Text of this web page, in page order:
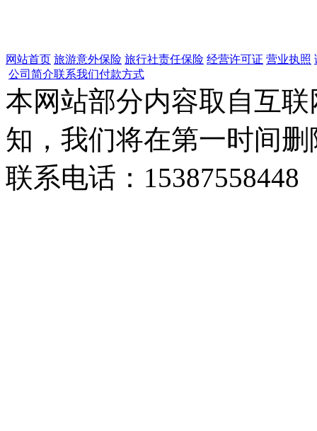
网站首页 旅游意外保险 旅行社责任保险 经营许可证 营业执照
公司简介联系我们付款方式
本网站部分内容取自互
知，我们将在第一时间
联系电话：15387558448